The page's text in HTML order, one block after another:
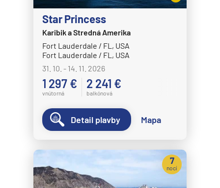
Star Princess
Karibik a Stredná Amerika
Fort Lauderdale / FL, USA
Fort Lauderdale / FL, USA
31. 10. - 14. 11. 2026
1 297 €
vnútorná
2 241 €
balkónová
Detail plavby Mapa
7
nocí